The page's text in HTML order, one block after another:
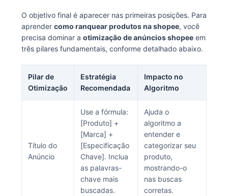
O objetivo final é aparecer nas primeiras posições. Para
aprender como ranquear produtos na shopee, você
precisa dominar a otimização de anúncios shopeeem
três pilares fundamentais, conforme detalhado abaixo.
Pilar de
Otimização
Estratégia
Recomendada
Impacto no
Algoritmo
Título do
Anúncio
Use a fórmula:
[Produto] +
[Marca] +
[Especificação
Chave]. Inclua
as palavras-
chave mais
buscadas.
Ajuda o
algoritmo a
entender e
categorizar seu
produto,
mostrando-o
nas buscas
corretas.